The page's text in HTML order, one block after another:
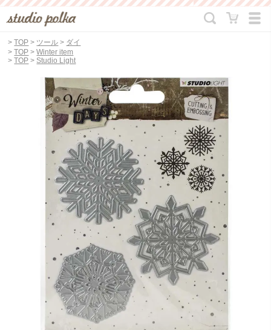
>TOP > ツール > ダイ
>TOP >Winter item
>TOP > Studio Light